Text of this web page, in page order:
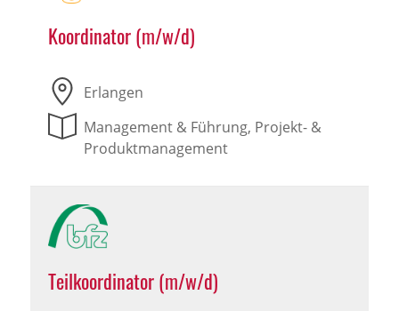
Koordinator (m/w/d)
Erlangen
Management & Führung, Projekt- &
Produktmanagement
Teilkoordinator (m/w/d)